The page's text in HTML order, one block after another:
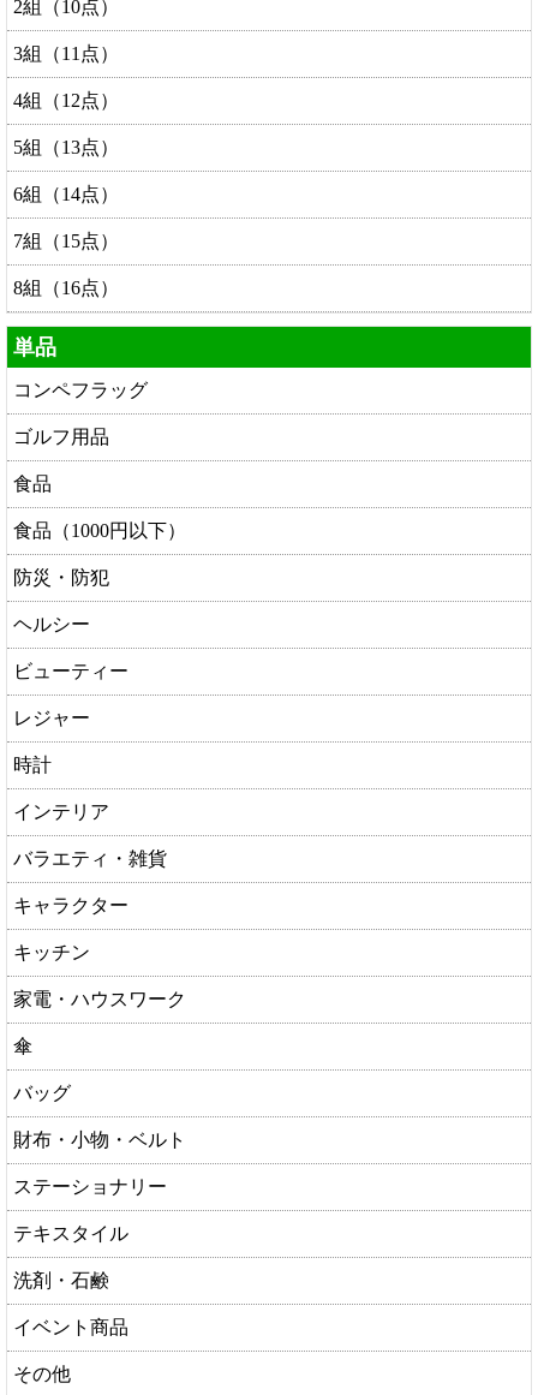
2組（10点）
3組（11点）
4組（12点）
5組（13点）
6組（14点）
7組（15点）
8組（16点）
単品
コンペフラッグ
ゴルフ用品
食品
食品（1000円以下）
防災・防犯
ヘルシー
ビューティー
レジャー
時計
インテリア
バラエティ・雑貨
キャラクター
キッチン
家電・ハウスワーク
傘
バッグ
財布・小物・ベルト
ステーショナリー
テキスタイル
洗剤・石鹸
イベント商品
その他